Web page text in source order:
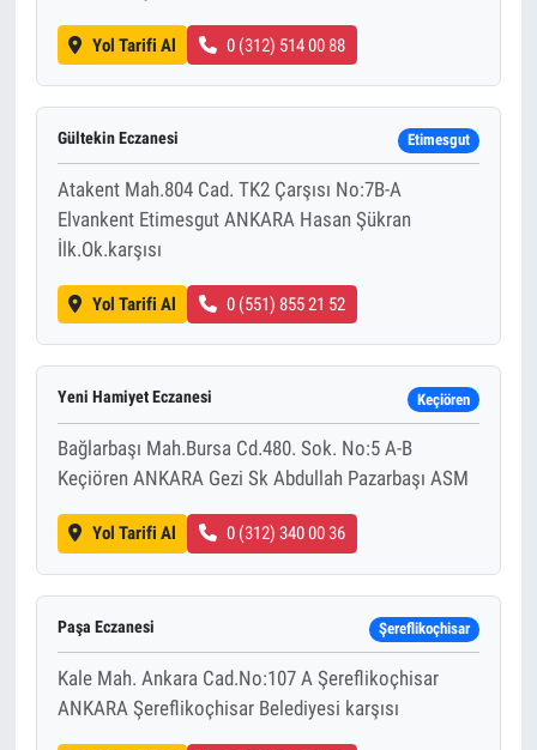
Yol Tarifi Al 0 (312) 514 00 88
Gültekin Eczanesi Etimesgut
Atakent Mah.804 Cad. TK2 Çarşısı No:7B-A
Elvankent Etimesgut ANKARA Hasan Şükran
İlk.Ok.karşısı
Yol Tarifi Al 0 (551) 855 21 52
Yeni Hamiyet Eczanesi Keçiören
Bağlarbaşı Mah.Bursa Cd.480. Sok. No:5 A-B
Keçiören ANKARA Gezi Sk Abdullah Pazarbaşı ASM
Yol Tarifi Al 0 (312) 340 00 36
Paşa Eczanesi Şereflikoçhisar
Kale Mah. Ankara Cad.No:107 A Şereflikoçhisar
ANKARA Şereflikoçhisar Belediyesi karşısı